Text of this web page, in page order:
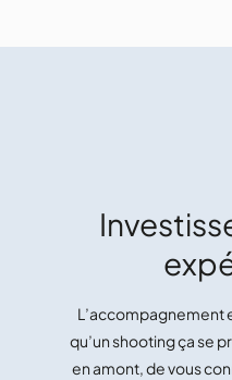
L’accompagnement
qu’un shooting ça se
en amont, de vous